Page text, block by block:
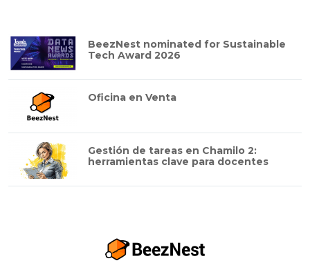
BeezNest nominated for Sustainable
Tech Award 2026
Oficina en Venta
Gestión de tareas en Chamilo 2:
herramientas clave para docentes